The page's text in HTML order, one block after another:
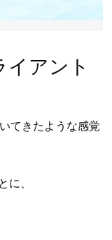
イアント
てきたような感覚
に、